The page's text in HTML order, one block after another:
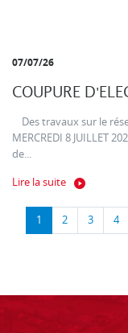
07/07/26
COUPURE
Des travaux sur le
MERCREDI 8 JUILLET
de...
Lire la suite
1 2 3 4